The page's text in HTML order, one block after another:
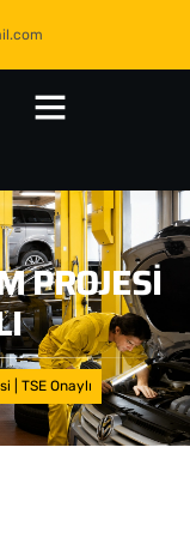
PROJESI
| TSE Onaylı